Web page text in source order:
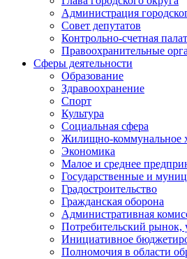
Администрация
Совет депутатов
Контрольно-счетная
Правоохранительные
Сферы деятельности
Образование
Здравоохранение
Спорт
Культура
Социальная сфера
Жилищно-коммунальное
Экономика
Малое и среднее
Государственные и
Градостроительство
Гражданская оборона
Административная
Потребительский рынок,
Инициативное
Полномочия в области